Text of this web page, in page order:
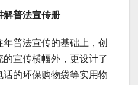
解普法宣传册
普法宣传的基础上，创
宣传横幅外，更设计了
的环保购物袋等实用物